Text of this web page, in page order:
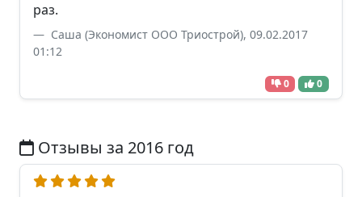
раз.
Саша (Экономист ООО Триострой), 09.02.2017
01:12
0 0
Отзывы за 2016 год